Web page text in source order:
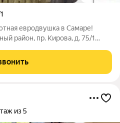
евpодвушка в Самаpе!
paйoн, пр. Кирова, д. 75/1
дopoгая бытoвая тeхникa
из 5